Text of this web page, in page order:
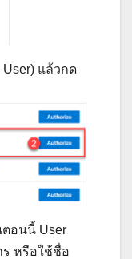
User) แล้วกด
อนนี้ User
ร หรือใช้ชื่อ